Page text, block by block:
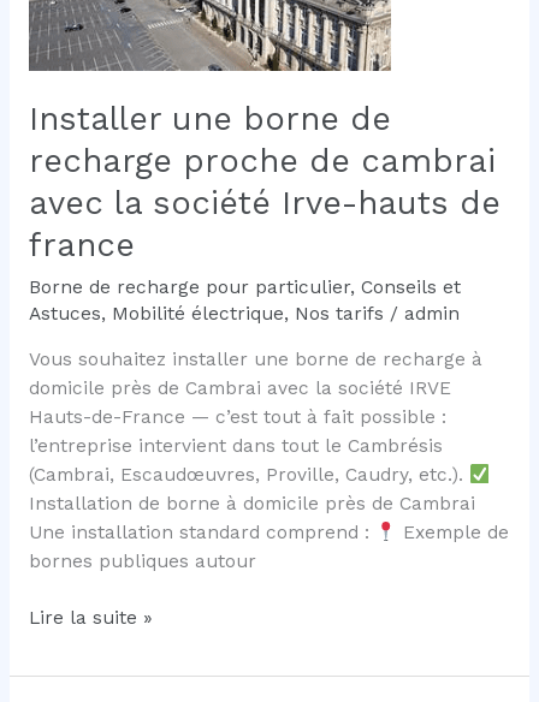
Installer une borne de
recharge proche de cambrai
avec la société Irve-hauts de
france
Borne de recharge pour particulier, Conseils et
Astuces, Mobilité électrique, Nos tarifs / admin
Vous souhaitez installer une borne de recharge à
domicile près de Cambrai avec la société IRVE
Hauts-de-France — c’est tout à fait possible :
l’entreprise intervient dans tout le Cambrésis
(Cambrai, Escaudœuvres, Proville, Caudry, etc.).
Installation de borne à domicile près de Cambrai
Une installation standard comprend :
Exemple de
bornes publiques autour
Installer
borne
Lire la suite »